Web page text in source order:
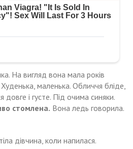
На вигляд вона мала років
маленька. Обличчя бліде,
довге і густе. Під очима синяки.
стомлена. Вона ледь говорила.
дівчина, коли напилася.